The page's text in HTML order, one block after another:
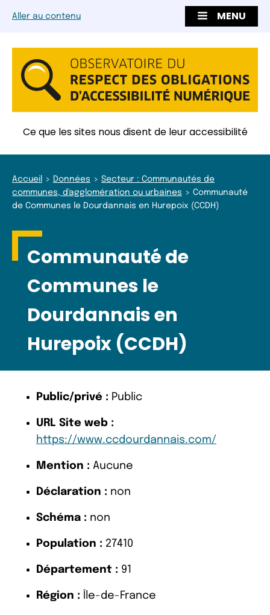
Aller au contenu MENU
Ce que les sites nous disent de leur accessibilité
Accueil Données
Secteur : Communautés de
communes, d'agglomération ou urbaines
Communauté
de Communes le Dourdannais en Hurepoix (CCDH)
Communauté de
Communes le
Dourdannais en
Hurepoix (CCDH)
Public/privé : Public
URL Site web :
https://www.ccdourdannais.com/
Mention : Aucune
Déclaration : non
Schéma : non
Population : 27410
Département : 91
Région : Île-de-France